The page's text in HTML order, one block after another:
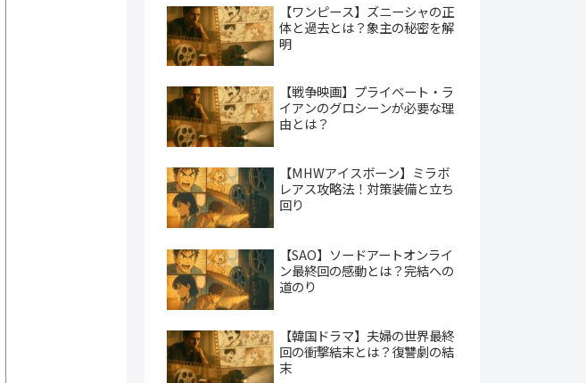
【ワンピース】ズニーシャの正
体と過去とは？象主の秘密を解
明
【戦争映画】プライベート・ラ
イアンのグロシーンが必要な理
由とは？
【MHWアイスボーン】ミラボ
レアス攻略法！対策装備と立ち
回り
【SAO】ソードアートオンライ
ン最終回の感動とは？完結への
道のり
【韓国ドラマ】夫婦の世界最終
回の衝撃結末とは？復讐劇の結
末